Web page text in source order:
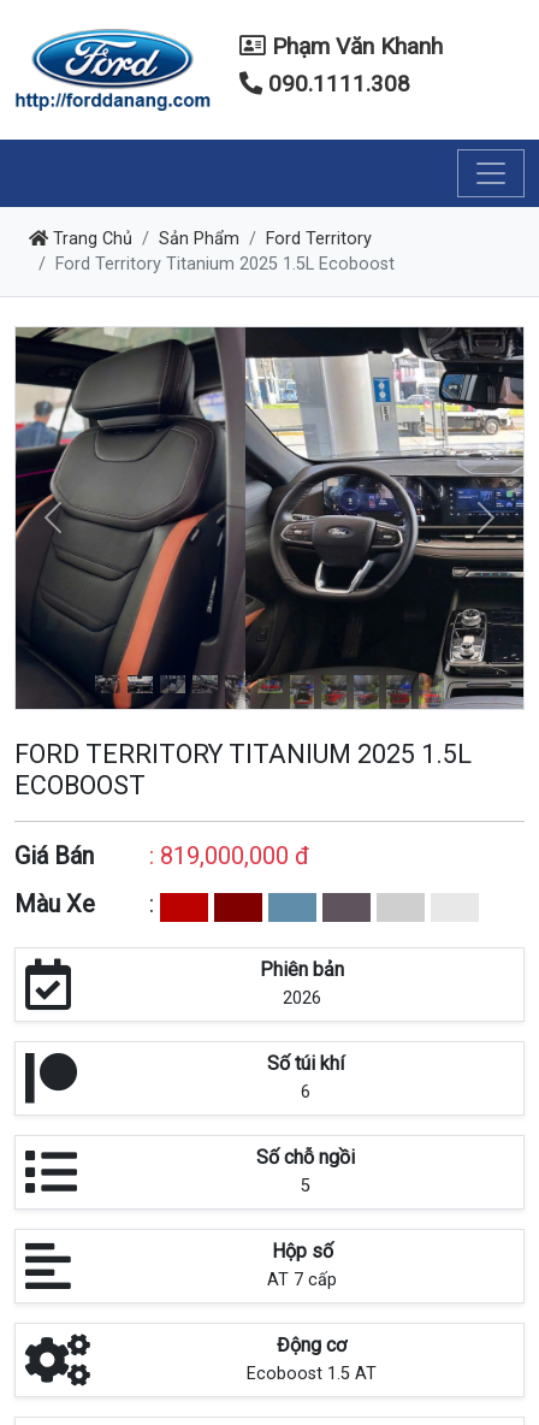
Phạm Văn Khanh
090.1111.308
Trang Chủ Sản Phẩm
Ford Territory
Ford Territory Titanium 2025 1.5L Ecoboost
Previous Next
FORD TERRITORY TITANIUM 2025 1.5L
ECOBOOST
Giá Bán
: 819,000,000 đ
Màu Xe
:
Phiên bản
2026
Số túi khí
6
Số chỗ ngồi
5
Hộp số
AT 7 cấp
Động cơ
Ecoboost 1.5 AT